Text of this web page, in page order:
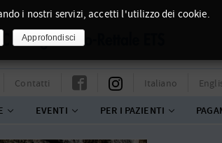
Contatti Italiano
EVENTI PER I PAZIENTI
i nostri servizi, accetti l'utilizzo dei cookie.
Approfondisci